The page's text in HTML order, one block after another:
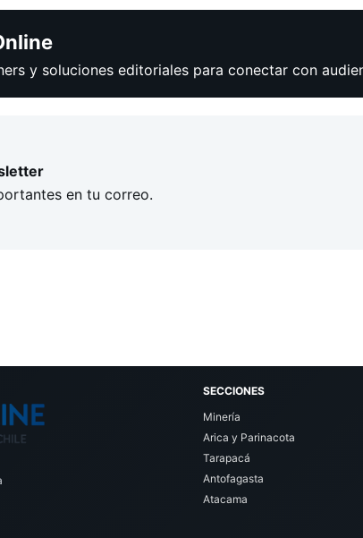
y soluciones editoriales para conectar con
en tu correo.
SECCIONES
Minería
Arica y Parinacota
Tarapacá
Antofagasta
Atacama